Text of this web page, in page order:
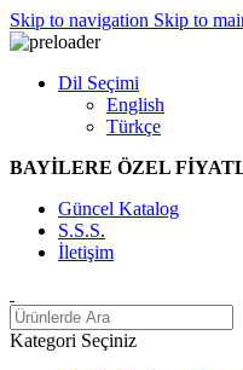
Skip to navigation Skip to
Dil Seçimi
English
Türkçe
BAYİLERE ÖZEL
Güncel Katalog
S.S.S.
İletişim
Kategori Seçiniz